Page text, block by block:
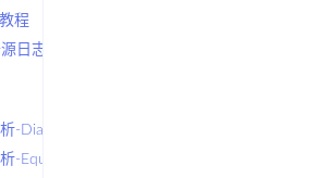
程
日志框架使用教程
-Diary.CQRS
-Equinox